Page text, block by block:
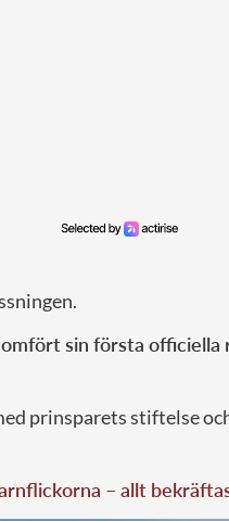
sin första officiella
prinsparets stiftelse
– allt